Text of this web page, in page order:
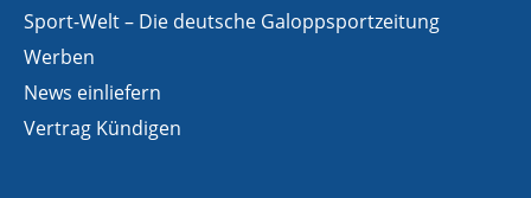
Sport-Welt – Die deutsche Galoppsportzeitung
Werben
News einliefern
Vertrag Kündigen